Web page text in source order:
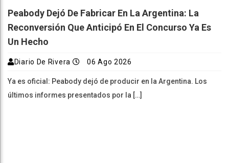
Peabody Dejó De Fabricar En La Argentina: La
Reconversión Que Anticipó En El Concurso Ya Es
Un Hecho
Diario De Rivera 06 Ago 2026
Ya es oficial: Peabody dejó de producir en la Argentina. Los
últimos informes presentados por la […]